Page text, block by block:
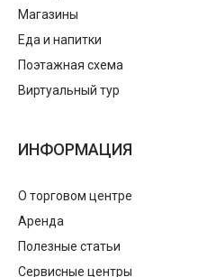
Магазины
Еда и напитки
Поэтажная схема
Виртуальный тур
ИНФОРМАЦИЯ
О торговом центре
Аренда
Полезные статьи
Сервисные центры